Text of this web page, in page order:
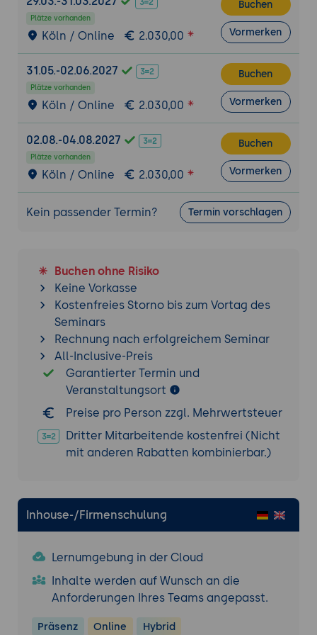
generieren:
Verwendung von Wire-Tools
zur Verbindung von Bauteilen und zur
Einführung in Labels und Netzlisten zur
Organisation der Schaltung.
Elektrische Regeln prüfen (ERC):
Verwendung der elektrischen
Regelprüfung (ERC), um sicherzustellen,
dass der Schaltplan keine Fehler aufweist.
Typische Fehler und deren Behebung.
Hierarchische Schaltpläne:Wie man
komplexe Schaltpläne in hierarchische
Blöcke unterteilt, um die Übersichtlichkeit
Praxisübung 1: Erstellung eines einfachen
Schaltplans
Ziel der Übung:Die Teilnehmer erstellen
einen einfachen Schaltplan für eine LED-
Schaltung, die Widerstände, LEDs und eine
Stromquelle umfasst.
Projektbeschreibung:Die Teilnehmer
platzieren Bauteile im Schematic Editor,
verbinden sie mit Drähten, benennen die
Regelprüfung durch.
Autodesk EAGLE, Schematic Editor.
funktionierenden Schaltplan erstellt, der
bereit ist, in das PCB-Layout übertragen zu
werden.
Vom Schaltplan zum PCB-Layout im Board
Editor
Netzlisten erstellen und importieren:Wie
generiert und in den Board Editor
Plätze vorhanden
Köln / Online 2.030,00
Buchen
Vormerken
31.05.-02.06.2027
Plätze vorhanden
Köln / Online 2.030,00
Buchen
Vormerken
02.08.-04.08.2027
Plätze vorhanden
Köln / Online 2.030,00
Buchen
Vormerken
Kein passender Termin? Termin vorschlagen
Buchen ohne Risiko
Keine Vorkasse
Kostenfreies Storno bis zum Vortag des
Seminars
Rechnung nach erfolgreichem Seminar
All-Inclusive-Preis
Garantierter Termin und
Veranstaltungsort
Preise pro Person zzgl. Mehrwertsteuer
Dritter Mitarbeitende kostenfrei (Nicht
mit anderen Rabatten kombinierbar.)
Inhouse-/Firmenschulung
Lernumgebung in der Cloud
Inhalte werden auf Wunsch an die
Anforderungen Ihres Teams angepasst.
Präsenz Online Hybrid